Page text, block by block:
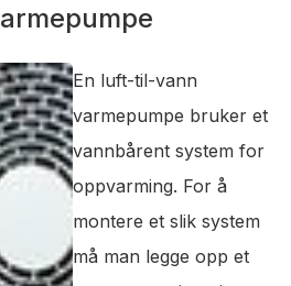
En luft-til-vann
varmepumpe bruker et
vannbårent system for
oppvarming. For å
montere et slik system
må man legge opp et